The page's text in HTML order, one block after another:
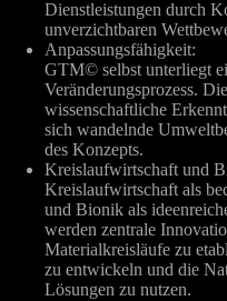
Dienstleistungen durch
unverzichtbaren
Anpassungsfähigkeit:
GTM© selbst unterliegt
Veränderungsprozess.
wissenschaftliche
sich wandelnde
des Konzepts.
Kreislaufwirtschaft und
Kreislaufwirtschaft als
und Bionik als
werden zentrale
Materialkreisläufe zu
zu entwickeln und die
Lösungen zu nutzen.